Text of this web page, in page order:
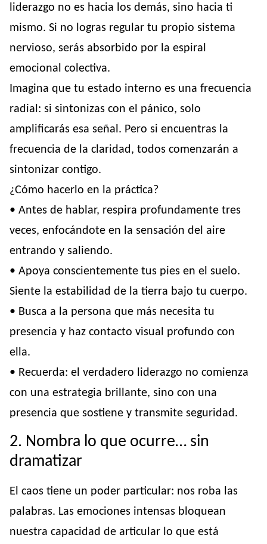
liderazgo no es hacia los demás, sino hacia ti
mismo. Si no logras regular tu propio sistema
nervioso, serás absorbido por la espiral
emocional colectiva.
Imagina que tu estado interno es una frecuencia
radial: si sintonizas con el pánico, solo
amplificarás esa señal. Pero si encuentras la
frecuencia de la claridad, todos comenzarán a
sintonizar contigo.
¿Cómo hacerlo en la práctica?
• Antes de hablar, respira profundamente tres
veces, enfocándote en la sensación del aire
entrando y saliendo.
• Apoya conscientemente tus pies en el suelo.
Siente la estabilidad de la tierra bajo tu cuerpo.
• Busca a la persona que más necesita tu
presencia y haz contacto visual profundo con
ella.
• Recuerda: el verdadero liderazgo no comienza
con una estrategia brillante, sino con una
presencia que sostiene y transmite seguridad.
2. Nombra lo que ocurre… sin
dramatizar
El caos tiene un poder particular: nos roba las
palabras. Las emociones intensas bloquean
nuestra capacidad de articular lo que está